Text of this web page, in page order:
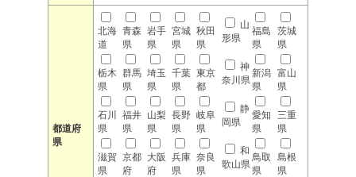
都道府
県
北海
道
青森
県
岩手
県
宮城
県
秋田
県
山
形県
福島
県
茨城
県
栃木
県
群馬
県
埼玉
県
千葉
県
東京
都
神
奈川県
新潟
県
富山
県
石川
県
福井
県
山梨
県
長野
県
岐阜
県
静
岡県
愛知
県
三重
県
滋賀
県
京都
府
大阪
府
兵庫
県
奈良
県
和
歌山県
鳥取
県
島根
県